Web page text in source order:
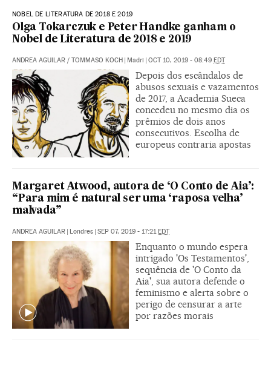
NOBEL DE LITERATURA DE 2018 E 2019
Olga Tokarczuk e Peter Handke ganham o
Nobel de Literatura de 2018 e 2019
ANDREA AGUILAR / TOMMASO KOCH | Madri | OCT 10, 2019 - 08:49 EDT
Depois dos escândalos de
abusos sexuais e vazamentos
de 2017, a Academia Sueca
concedeu no mesmo dia os
prêmios de dois anos
consecutivos. Escolha de
europeus contraria apostas
Margaret Atwood, autora de ‘O Conto de Aia’:
“Para mim é natural ser uma ‘raposa velha’
malvada”
ANDREA AGUILAR | Londres | SEP 07, 2019 - 17:21EDT
Enquanto o mundo espera
intrigado 'Os Testamentos',
sequência de 'O Conto da
Aia', sua autora defende o
feminismo e alerta sobre o
perigo de censurar a arte
por razões morais